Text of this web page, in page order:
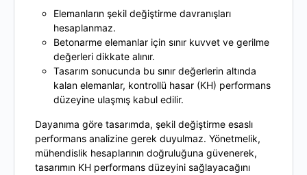
Elemanların şekil değiştirme davranışları
hesaplanmaz.
Betonarme elemanlar için sınır kuvvet ve gerilme
değerleri dikkate alınır.
Tasarım sonucunda bu sınır değerlerin altında
kalan elemanlar, kontrollü hasar (KH) performans
düzeyine ulaşmış kabul edilir.
Dayanıma göre tasarımda, şekil değiştirme esaslı
performans analizine gerek duyulmaz. Yönetmelik,
mühendislik hesaplarının doğruluğuna güvenerek,
tasarımın KH performans düzeyini sağlayacağını